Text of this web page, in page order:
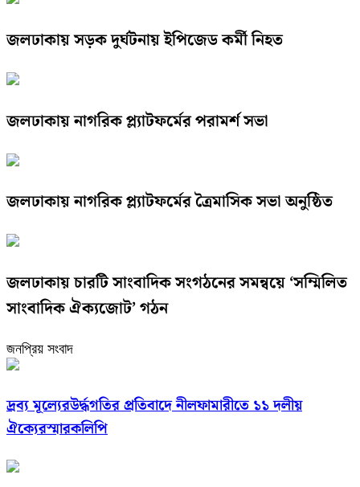
জলঢাকায় সড়ক দুর্ঘটনায় ইপিজেড কর্মী নিহত
জলঢাকায় নাগরিক প্ল্যাটফর্মের পরামর্শ সভা
জলঢাকায় নাগরিক প্ল্যাটফর্মের ত্রৈমাসিক সভা অনুষ্ঠিত
জলঢাকায় চারটি সাংবাদিক সংগঠনের সমন্বয়ে ‘সম্মিলিত
সাংবাদিক ঐক্যজোট’ গঠন
জনপ্রিয় সংবাদ
দ্রব্য মূল্যেরউর্দ্ধগতির প্রতিবাদে নীলফামারীতে ১১ দলীয়
ঐক্যেরস্মারকলিপি